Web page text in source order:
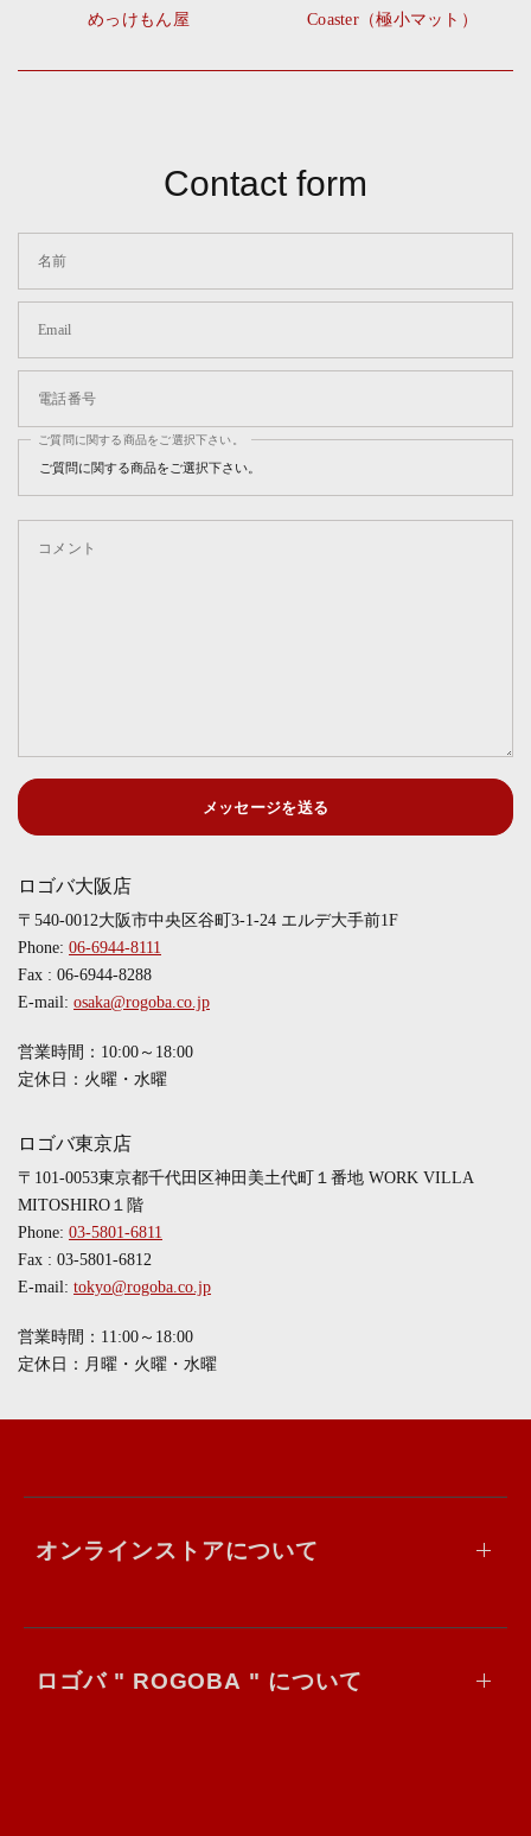
めっけもん屋 Coaster（極小マット）
Contact form
名前
Email
電話番号
ご質問に関する商品をご選択下さい。
コメント
メッセージを送る
ロゴバ大阪店
〒540-0012大阪市中央区谷町3-1-24 エルデ大手前1F
Phone:06-6944-8111
Fax : 06-6944-8288
E-mail:osaka@rogoba.co.jp
営業時間：10:00～18:00
定休日：火曜・水曜
ロゴバ東京店
〒101-0053東京都千代田区神田美土代町１番地 WORK VILLA
MITOSHIRO１階
Phone:03-5801-6811
Fax : 03-5801-6812
E-mail:tokyo@rogoba.co.jp
営業時間：11:00～18:00
定休日：月曜・火曜・水曜
オンラインストアについて
ロゴバ " ROGOBA " について